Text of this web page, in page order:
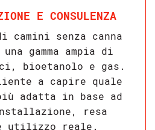
E CONSULENZA
camini senza canna
gamma ampia di
bioetanolo e gas.
a capire quale
adatta in base ad
resa
utilizzo reale.